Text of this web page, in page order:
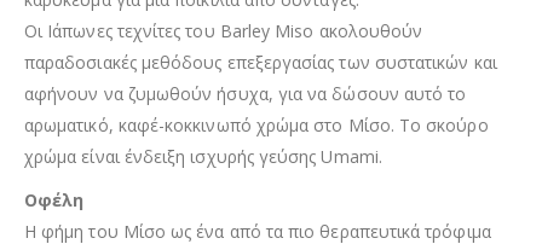
Οι Ιάπωνες τεχνίτες του Barley Miso ακολουθούν
παραδοσιακές μεθόδους επεξεργασίας των συστατικών και
αφήνουν να ζυμωθούν ήσυχα, για να δώσουν αυτό το
αρωματικό, καφέ-κοκκινωπό χρώμα στο Μίσο. Το σκούρο
χρώμα είναι ένδειξη ισχυρής γεύσης Umami.
Οφέλη
Η φήμη του Μίσο ως ένα από τα πιο θεραπευτικά τρόφιμα